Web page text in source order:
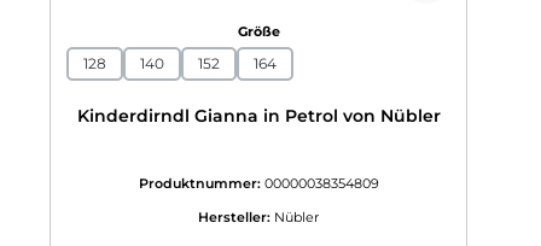
Größeauswählen
128 140 152 164
Kinderdirndl Gianna in Petrol von Nübler
Produktnummer: 00000038354809
Hersteller: Nübler